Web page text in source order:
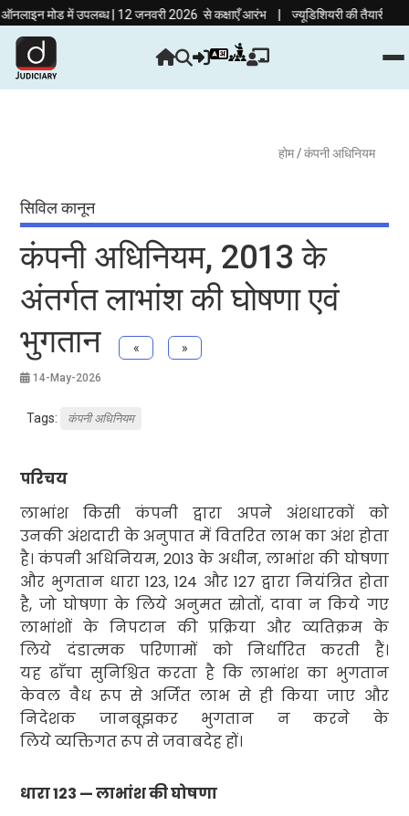
मोड में उपलब्ध | 12 जनवरी 2026 से कक्षाएँ आरंभ|ज्यूडिशियरी की तैयारी अब
होम/ कंपनी अधिनियम
सिविल कानून
कंपनी अधिनियम, 2013 के
अंतर्गत लाभांश की घोषणा एवं
भुगतान
« »
14-May-2026
Tags: कंपनी अधिनियम
परिचय
लाभांश किसी कंपनी द्वारा अपने अंशधारकों को
उनकी अंशदारी के अनुपात में वितरित लाभ का अंश होता
है। कंपनी अधिनियम, 2013के अधीन, लाभांश की घोषणा
और भुगतान धारा123, 124 और 127द्वारा नियंत्रित होता
है, जो घोषणा के लिये अनुमत स्रोतों, दावा न किये गए
लाभांशों के निपटान की प्रक्रिया और व्यतिक्रम के
लिये दंडात्मक परिणामों को निर्धारित करती हैं।
यह ढाँचा सुनिश्चित करता है कि लाभांश का भुगतान
केवल वैध रूप से अर्जित लाभ से ही किया जाए और
निदेशक जानबूझकर भुगतान न करने के
लिये व्यक्तिगत रूप से जवाबदेह हों।
धारा123 —लाभांश की घोषणा